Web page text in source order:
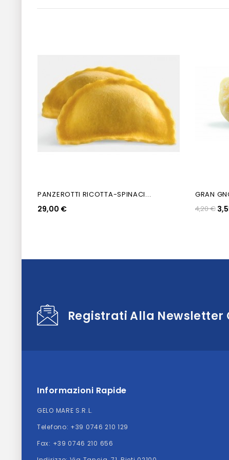
PANZEROTTI RICOTTA-SPINACI...
29,00 €
GRAN
4,20 €
Registrati Alla Newsletter
Informazioni Rapide
GELO MARE S.R.L.
Telefono: +39 0746 210 129
Fax: +39 0746 210 656